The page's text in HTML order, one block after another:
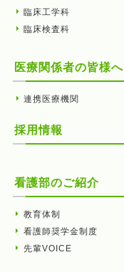
臨床工学科
臨床検査科
医療関係者の皆様へ
連携医療機関
採用情報
看護部のご紹介
教育体制
看護師奨学金制度
先輩VOICE